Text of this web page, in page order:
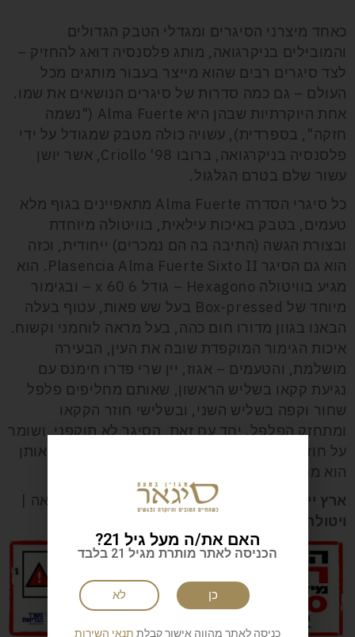
כאחד מיצרני הסיגרים ומגדלי הטבק הגדולים
והמובילים בניקרגואה, מותג פלסנסיה דואג להחזיק –
לצד סיגרים רבים שהוא מייצר בעבור מותגים מכל
העולם – גם כמה סדרות של סיגרים הנושאים את שמו.
אחת היוקרתיות שבהן היא Alma Fuerte ("נשמה
חזקה", בספרדית), עשויה כולה מטבק שמגודל על ידי
פלסנסיה בניקרגואה, ברובו Criollo '98, אשר יושן
עשור שלם בטרם הגלגול.
כל סיגרי הסדרה Alma Fuerte מתאפיינים בגוף מלא
טעמים, בטבק באיכות עילאית, בוויטולה מיוחדת
ובצורת הגשה (התיבה בה הם נמכרים) ייחודית, וכזה
הוא גם הסיגר Plasencia Alma Fuerte Sixto II. הוא
מגיע בוויטולה Hexagono – גודל 6 x 60 – ובגימור
מיוחד של Box-pressed בעל שש פאות, עטוף בעלה
הבאנו בגוון מדורו חום כהה, בעל מראה לוחמני וקשוח.
איכות הגימור המוקפדת שובה את העין, הבעירה
מושלמת, והטעמים – אגוז, יין שרי פדרו חימנס עם
נגיעת קקאו בשליש הראשון, שאותם מחליפים פלפל
שחור וקפה בשליש השני, ובשלישי חוזר הקקאו
ומתחזק הפלפל. יחד עם זאת, הסיגר לא תוקפני, ושומר
על חוזק גוף בינוני עד מלא לכל אורך השעתיים שאותן
הוא מנעים.
ארץ ייצור:
ניקרגואה |מילוי, אוגד ועטיף:
ניקרגואה |
ויטולה:
האם את/ה מעל גיל 21?
הכניסה לאתר מותרת מגיל 21 בלבד
לא כן
כניסה לאתר מהווה אישור קבלת תנאי השירות